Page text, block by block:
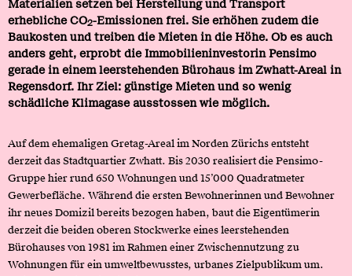
Materialien setzen bei Herstellung und Transport
erhebliche CO2-Emissionen frei. Sie erhöhen zudem die
Baukosten und treiben die Mieten in die Höhe. Ob es auch
anders geht, erprobt die Immobilieninvestorin Pensimo
gerade in einem leerstehenden Bürohaus im Zwhatt-Areal in
Regensdorf. Ihr Ziel: günstige Mieten und so wenig
schädliche Klimagase ausstossen wie möglich.
Auf dem ehemaligen Gretag-Areal im Norden Zürichs entsteht
derzeit das Stadtquartier Zwhatt. Bis 2030 realisiert die Pensimo-
Gruppe hier rund 650 Wohnungen und 15’000 Quadratmeter
Gewerbefläche. Während die ersten Bewohnerinnen und Bewohner
ihr neues Domizil bereits bezogen haben, baut die Eigentümerin
derzeit die beiden oberen Stockwerke eines leerstehenden
Bürohauses von 1981 im Rahmen einer Zwischennutzung zu
Wohnungen für ein umweltbewusstes, urbanes Zielpublikum um.